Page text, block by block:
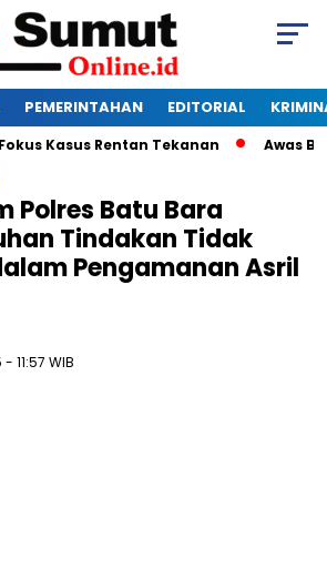
PEMERINTAHAN EDITORIAL
Rentan Tekanan Awas
Polres Batu Bara
Tindakan Tidak
Pengamanan Asril
- 11:57 WIB